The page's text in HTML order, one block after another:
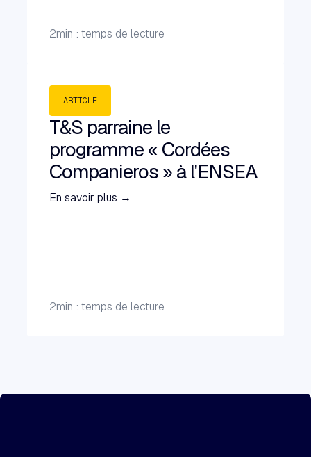
2min : temps de lecture
ARTICLE
T&S parraine le
programme « Cordées
Companieros » à l'ENSEA
En savoir plus →
2min : temps de lecture